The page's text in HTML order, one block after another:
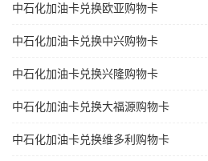
中石化加油卡兑换欧亚购物卡
中石化加油卡兑换中兴购物卡
中石化加油卡兑换兴隆购物卡
中石化加油卡兑换大福源购物卡
中石化加油卡兑换维多利购物卡